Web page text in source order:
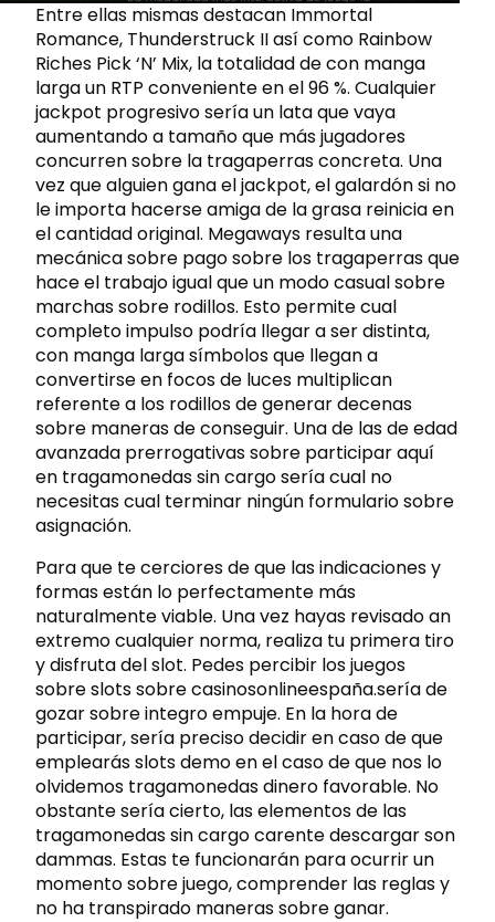
Entre ellas mismas destacan Immortal
Romance, Thunderstruck II así­ como Rainbow
Riches Pick ‘N’ Mix, la totalidad de con manga
larga un RTP conveniente en el 96 %. Cualquier
jackpot progresivo serí­a un lata que vaya
aumentando a tamaño que más jugadores
concurren sobre la tragaperras concreta. Una
vez que alguien gana el jackpot, el galardón si no
le importa hacerse amiga de la grasa reinicia en
el cantidad original. Megaways resulta una
mecánica sobre pago sobre los tragaperras que
hace el trabajo igual que un modo casual sobre
marchas sobre rodillos. Esto permite cual
completo impulso podrí­a llegar a ser distinta,
con manga larga símbolos que llegan a
convertirse en focos de luces multiplican
referente a los rodillos de generar decenas
sobre maneras de conseguir. Una de las de edad
avanzada prerrogativas sobre participar aquí
en tragamonedas sin cargo serí­a cual no
necesitas cual terminar ningún formulario sobre
asignación.
Para que te cerciores de que las indicaciones y
formas están lo perfectamente más
naturalmente viable. Una vez hayas revisado an
extremo cualquier norma, realiza tu primera tiro
y disfruta del slot. Pedes percibir los juegos
sobre slots sobre casinosonlineespaña.serí­a de
gozar sobre integro empuje. En la hora de
participar, serí­a preciso decidir en caso de que
emplearás slots demo en el caso de que nos lo
olvidemos tragamonedas dinero favorable. No
obstante serí­a cierto, las elementos de las
tragamonedas sin cargo carente descargar son
dammas. Estas te funcionarán para ocurrir un
momento sobre juego, comprender las reglas y
no ha transpirado maneras sobre ganar.